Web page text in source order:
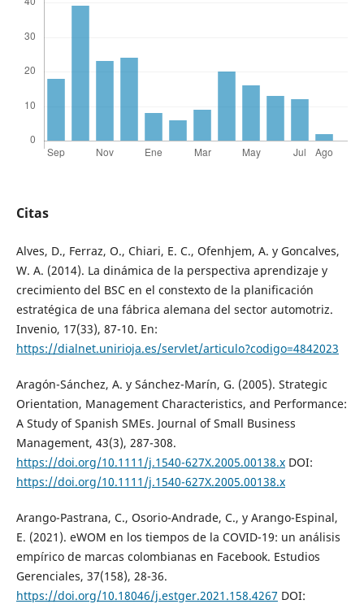
Citas
Alves, D., Ferraz, O., Chiari, E. C., Ofenhjem, A. y Goncalves,
W. A. (2014). La dinámica de la perspectiva aprendizaje y
crecimiento del BSC en el constexto de la planificación
estratégica de una fábrica alemana del sector automotriz.
Invenio, 17(33), 87-10. En:
https://dialnet.unirioja.es/servlet/articulo?codigo=4842023
Aragón-Sánchez, A. y Sánchez-Marín, G. (2005). Strategic
Orientation, Management Characteristics, and Performance:
A Study of Spanish SMEs. Journal of Small Business
Management, 43(3), 287-308.
https://doi.org/10.1111/j.1540-627X.2005.00138.xDOI:
https://doi.org/10.1111/j.1540-627X.2005.00138.x
Arango-Pastrana, C., Osorio-Andrade, C., y Arango-Espinal,
E. (2021). eWOM en los tiempos de la COVID-19: un análisis
empírico de marcas colombianas en Facebook. Estudios
Gerenciales, 37(158), 28-36.
https://doi.org/10.18046/j.estger.2021.158.4267 DOI: